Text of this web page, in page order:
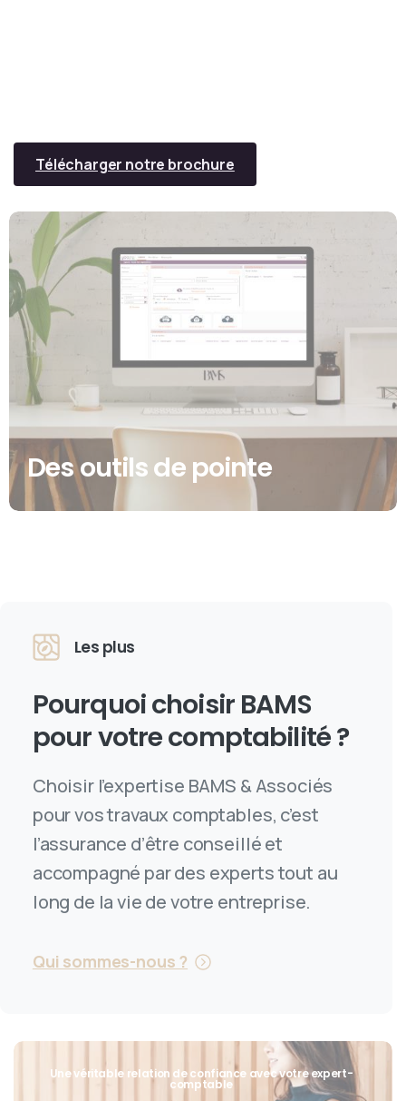
Télécharger notre brochure
Des outils de pointe
Les plus
Pourquoi choisir BAMS
pour votre comptabilité ?
Choisir l’expertise BAMS & Associés
pour vos travaux comptables, c’est
l’assurance d’être conseillé et
accompagné par des experts tout au
long de la vie de votre entreprise.
Qui sommes-nous ?
Une véritable relation de confiance avec votre expert-
comptable